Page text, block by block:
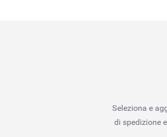
Seleziona e
di spedizione